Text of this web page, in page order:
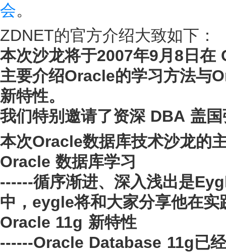
会。
ZDNET的官方介绍大致如下：
本次沙龙将于2007年9月8日在
主要介绍Oracle的学习方法与
新特性。
我们特别邀请了资深 DBA 盖
本次Oracle数据库技术沙龙的
Oracle 数据库学习
------循序渐进、深入浅出是
中，eygle将和大家分享他在
Oracle 11g 新特性
------Oracle Database 11g已